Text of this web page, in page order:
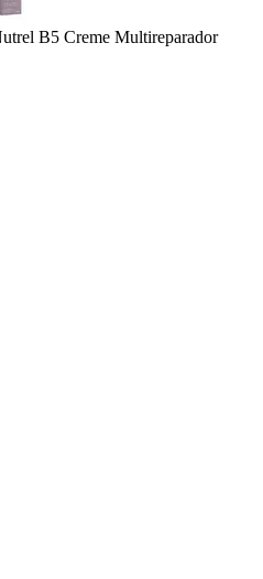
B5 Creme Multireparador